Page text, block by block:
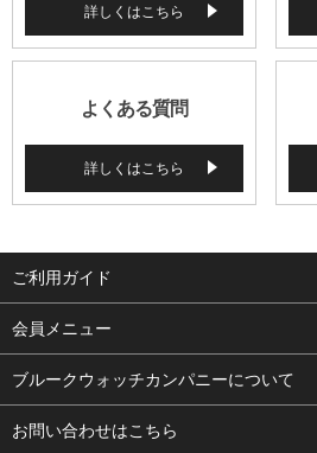
詳しくはこちら
よくある質問
詳しくはこちら
ご利用ガイド
よくある質問
支払い・送料
修理依頼
会員メニュー
ログイン
お気に入り
ブルークウォッチカンパニーについて
会社概要
お問い合わせはこちら